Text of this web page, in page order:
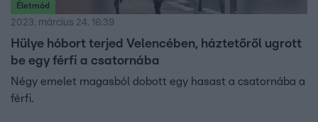
Életmód
2023. március 24. 16:39
Hülye hóbort terjed Velencében, háztetőről ugrott
be egy férfi a csatornába
Négy emelet magasból dobott egy hasast a csatornába a
férfi.